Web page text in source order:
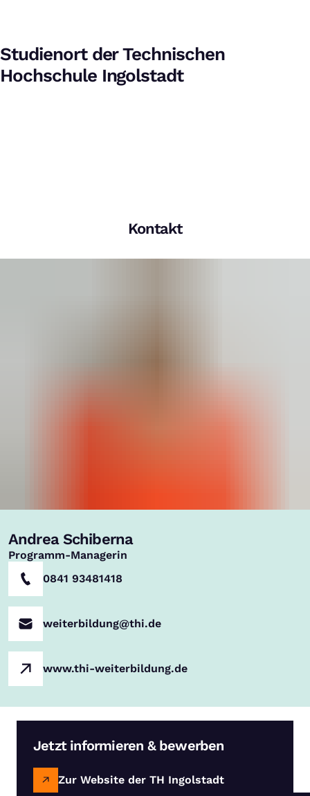
Studienort der Technischen
Hochschule Ingolstadt
Kontakt
Andrea Schiberna
,
Programm-Managerin
0841 93481418
weiterbildung@thi.de
www.thi-weiterbildung.de
Jetzt informieren & bewerben
Zur Website der TH Ingolstadt